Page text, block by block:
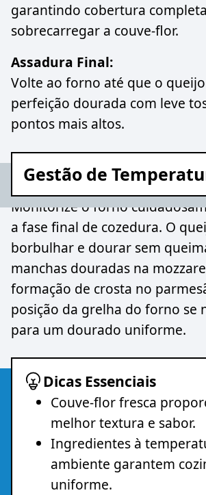
garantindo cobertura
sobrecarregar a couve-flor.
Assadura Final:
Volte ao forno até que o
perfeição dourada com leve
pontos mais altos.
Gestão de
Monitorize o forno
a fase final de cozedura. O
borbulhar e dourar sem
manchas douradas na
formação de crosta no
posição da grelha do forno se
para um dourado uniforme.
Dicas Essenciais
Couve-flor fresca
melhor textura e sabor.
Ingredientes à
ambiente garantem
uniforme.